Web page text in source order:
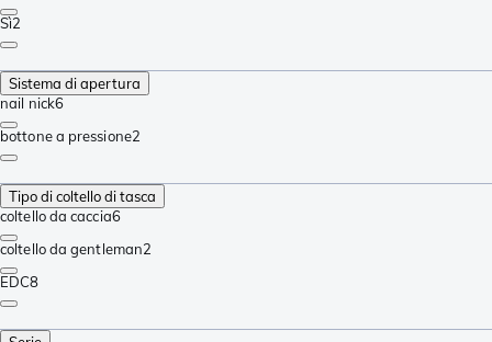
Sì2
Sistema di apertura
nail nick6
bottone a pressione2
Tipo di coltello di tasca
coltello da caccia6
coltello da gentleman2
EDC8